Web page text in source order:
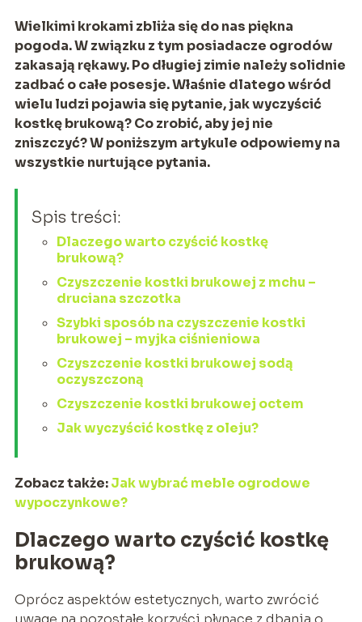
Wielkimi krokami zbliża się do nas piękna
pogoda. W związku z tym posiadacze ogrodów
zakasają rękawy. Po długiej zimie należy solidnie
zadbać o całe posesje. Właśnie dlatego wśród
wielu ludzi pojawia się pytanie, jak wyczyścić
kostkę brukową? Co zrobić, aby jej nie
zniszczyć? W poniższym artykule odpowiemy na
wszystkie nurtujące pytania.
Spis treści:
Dlaczego warto czyścić kostkę
brukową?
Czyszczenie kostki brukowej z mchu –
druciana szczotka
Szybki sposób na czyszczenie kostki
brukowej – myjka ciśnieniowa
Czyszczenie kostki brukowej sodą
oczyszczoną
Czyszczenie kostki brukowej octem
Jak wyczyścić kostkę z oleju?
Zobacz także:Jak wybrać meble ogrodowe
wypoczynkowe?
Dlaczego warto czyścić kostkę
brukową?
Oprócz aspektów estetycznych, warto zwrócić